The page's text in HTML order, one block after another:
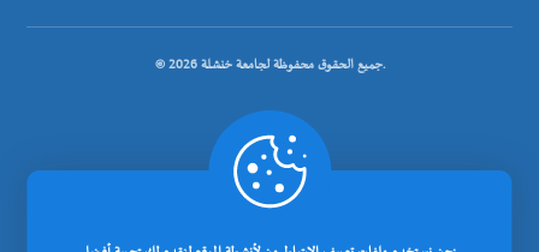
© جميع الحقوق محفوظة لجامعة خنشلة 2026.
.